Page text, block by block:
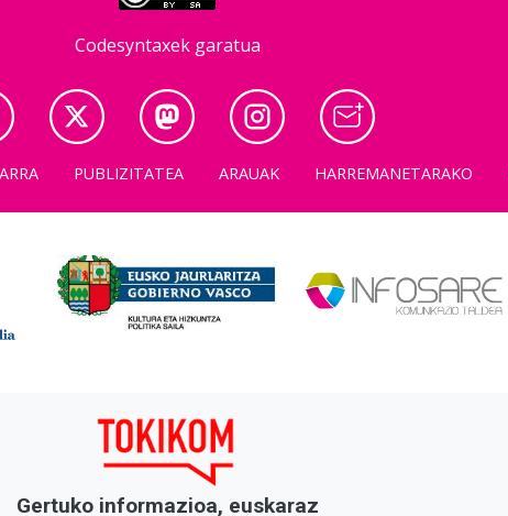
Codesyntaxek garatua
PUBLIZITATEA ARAUAK HARREMANETARAKO
Gertuko informazioa, euskaraz